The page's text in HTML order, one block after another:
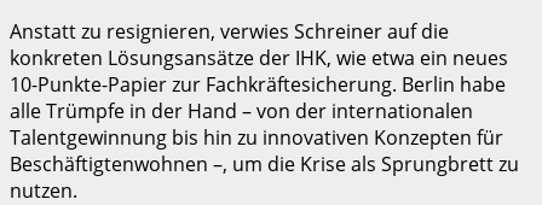
Anstatt zu resignieren, verwies Schreiner auf die
konkreten Lösungsansätze der IHK, wie etwa ein neues
10-Punkte-Papier zur Fachkräftesicherung. Berlin habe
alle Trümpfe in der Hand – von der internationalen
Talentgewinnung bis hin zu innovativen Konzepten für
Beschäftigtenwohnen –, um die Krise als Sprungbrett zu
nutzen.